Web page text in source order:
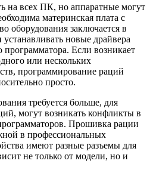
на всех ПК, но аппаратные могут
материнская плата с
оборудования заключается в
новые драйвера
программатора. Если возникает
или нескольких
программирование раций
просто.
требуется больше, для
могут возникать конфликты в
Прошивка рации
в профессиональных
имеют разные разъемы для
не только от модели, но и